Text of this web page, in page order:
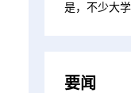
是，不少大
要闻